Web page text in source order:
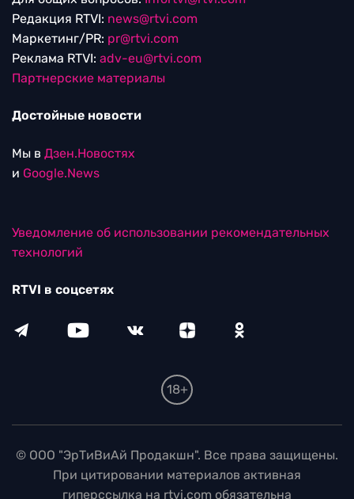
Редакция RTVI: news@rtvi.com
Маркетинг/PR: pr@rtvi.com
Реклама RTVI: adv-eu@rtvi.com
Партнерские материалы
Достойные новости
Мы в Дзен.Новостях
и Google.News
Уведомление об использовании рекомендательных
технологий
RTVI в соцсетях
18+
© ООО "ЭрТиВиАй Продакшн". Все права защищены.
При цитировании материалов активная
гиперссылка на rtvi.com обязательна